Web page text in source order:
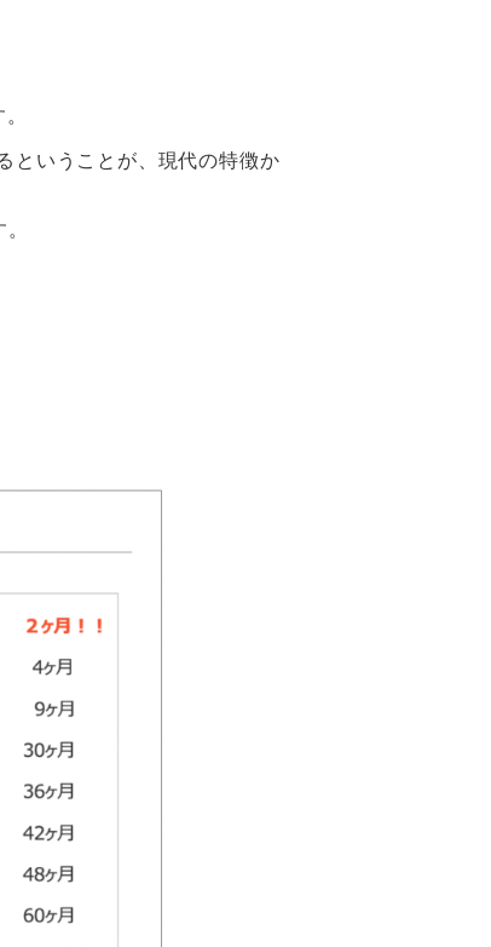
ということが、現代の特徴か